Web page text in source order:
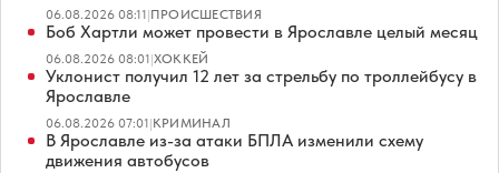
06.08.2026 08:11|ПРОИСШЕСТВИЯ
Боб Хартли может провести в Ярославле целый месяц
06.08.2026 08:01|ХОККЕЙ
Уклонист получил 12 лет за стрельбу по троллейбусу в
Ярославле
06.08.2026 07:01|КРИМИНАЛ
В Ярославле из-за атаки БПЛА изменили схему
движения автобусов